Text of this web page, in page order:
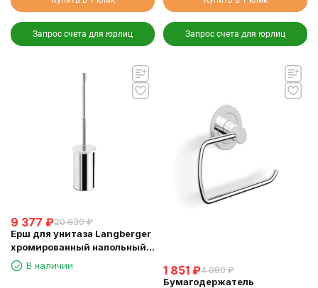
Запрос счета для юрлиц Запрос счета для юрлиц
9 377 ₽20 630 ₽
Ерш для унитаза Langberger
хромированный напольный
23027BВ наличии 1 851 ₽4 080 ₽
Бумагодержатель